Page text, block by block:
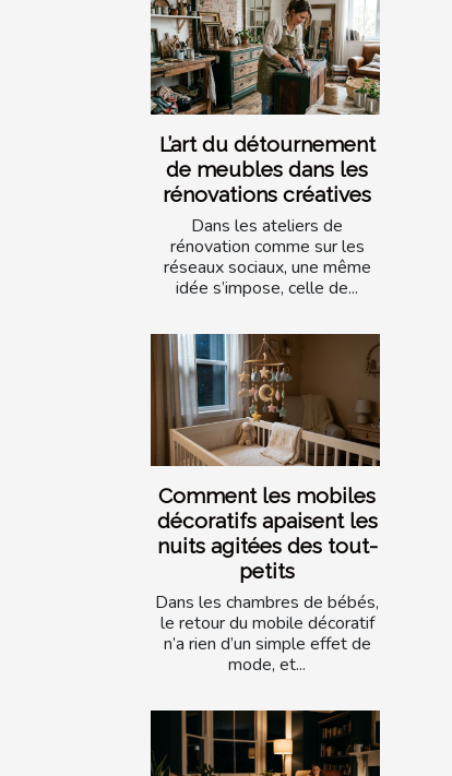
L’art du détournement
de meubles dans les
rénovations créatives
Dans les ateliers de
rénovation comme sur les
réseaux sociaux, une même
idée s’impose, celle de...
Comment les mobiles
décoratifs apaisent les
nuits agitées des tout-
petits
Dans les chambres de bébés,
le retour du mobile décoratif
n’a rien d’un simple effet de
mode, et...